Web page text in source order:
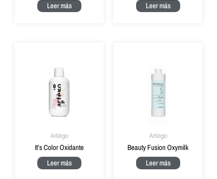
Leer más
Leer más
Artègo
It’s Color Oxidante
Leer más
Artègo
Beauty Fusion Oxymilk
Leer más